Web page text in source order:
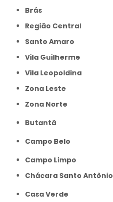
Brás
Região Central
Santo Amaro
Vila Guilherme
Vila Leopoldina
Zona Leste
Zona Norte
Butantã
Campo Belo
Campo Limpo
Chácara Santo Antônio
Casa Verde